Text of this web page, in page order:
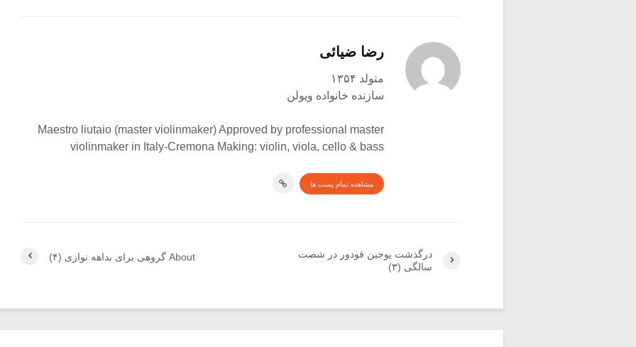
رضا ضیائی
متولد ۱۳۵۴
سازنده خانواده ویولن
Maestro liutaio (master violinmaker) Approved by professional master
violinmaker in Italy-Cremona Making: violin, viola, cello & bass
مشاهده تمام پست ها
About گروهی برای بداهه نوازی (۴)
درگذشت یوجین فودور در شصت
سالگی (۳)